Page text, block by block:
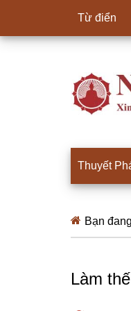
Từ điển
Thuyết
Bạn
Làm